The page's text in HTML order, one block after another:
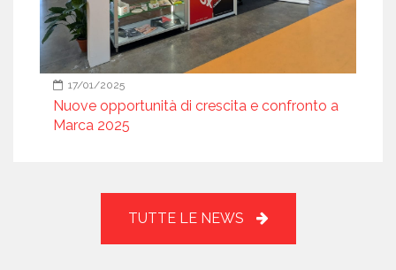
17/01/2025
Nuove opportunità di crescita e confronto a
Marca 2025
TUTTE LE NEWS